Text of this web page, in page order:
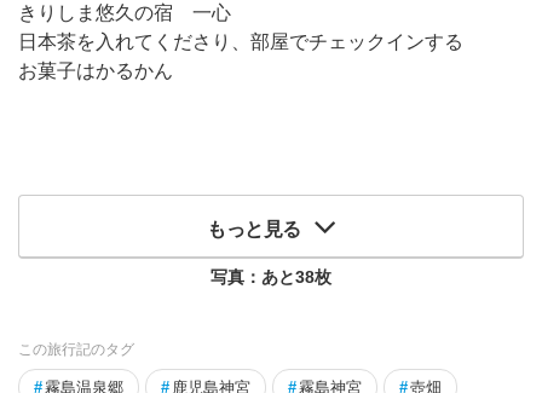
きりしま悠久の宿 一心
日本茶を入れてくださり、部屋でチェックインする
お菓子はかるかん
もっと見る
写真：あと38枚
この旅行記のタグ
#霧島温泉郷 # 鹿児島神宮 #霧島神宮 #壺畑